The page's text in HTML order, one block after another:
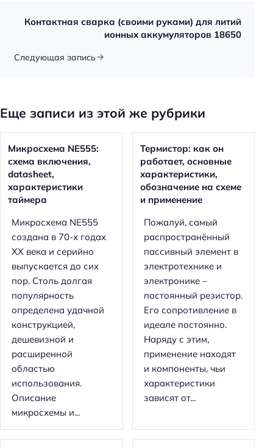
Контактная сварка (своими руками) для литий
ионных аккумуляторов 18650
Следующая запись
Еще записи из этой же рубрики
Микросхема NE555:
схема включения,
datasheet,
характеристики
таймера
Микросхема NE555
создана в 70-х годах
XX века и серийно
выпускается до сих
пор. Столь долгая
популярность
определена удачной
конструкцией,
дешевизной и
расширенной
областью
использования.
Описание
микросхемы и...
Термистор: как он
работает, основные
характеристики,
обозначение на схеме
и применение
Пожалуй, самый
распространённый
пассивный элемент в
электротехнике и
электронике –
постоянный резистор.
Его сопротивление в
идеале постоянно.
Наряду с этим,
применение находят
и компоненты, чьи
характеристики
зависят от...